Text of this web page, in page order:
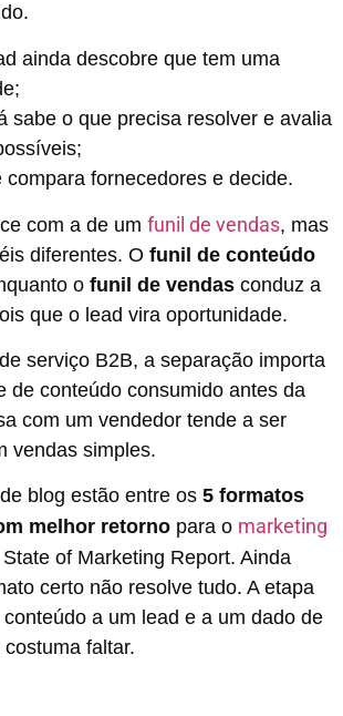
ainda descobre que tem uma
sabe o que precisa resolver e avalia
compara fornecedores e decide.
com a de um funil de vendas, mas
diferentes. O funil de conteúdo
o funil de vendas conduz a
que o lead vira oportunidade.
serviço B2B, a separação importa
de conteúdo consumido antes da
com um vendedor tende a ser
vendas simples.
blog estão entre os 5 formatos
melhor retorno para o marketing
of Marketing Report. Ainda
certo não resolve tudo. A etapa
a um lead e a um dado de
faltar.